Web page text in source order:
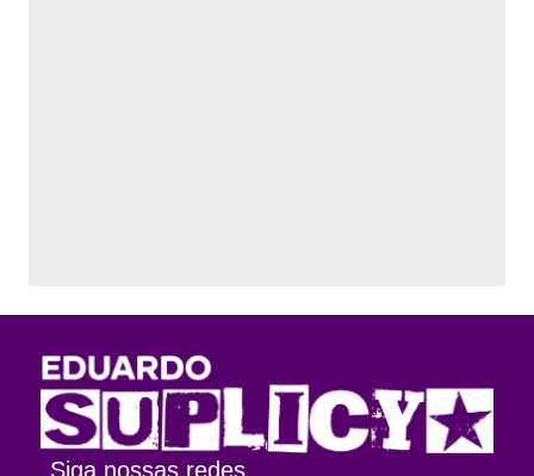
Siga nossas redes